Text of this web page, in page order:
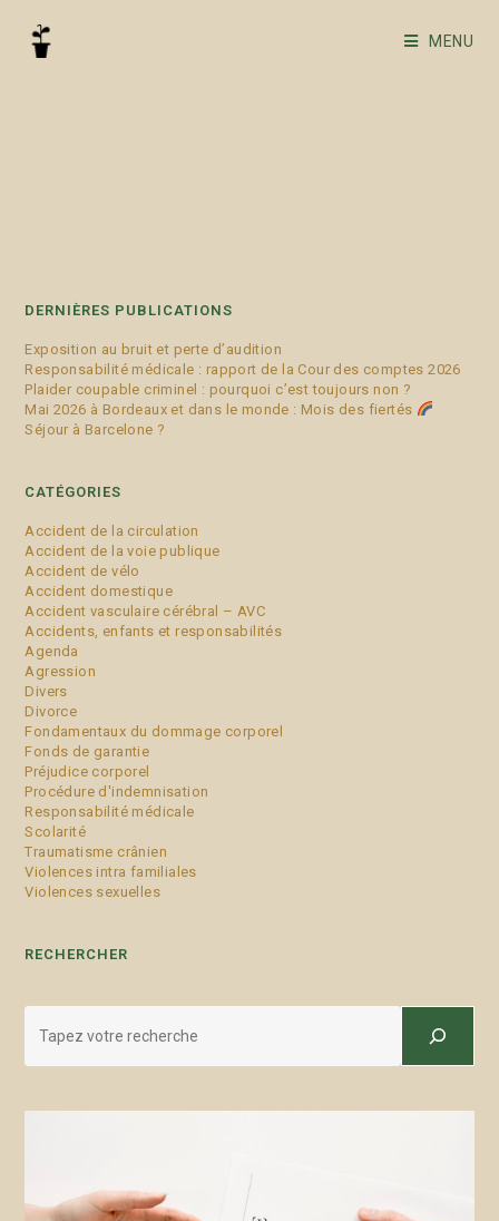
MENU
DERNIÈRES PUBLICATIONS
Exposition au bruit et perte d’audition
Responsabilité médicale : rapport de la Cour des comptes 2026
Plaider coupable criminel : pourquoi c’est toujours non ?
Mai 2026 à Bordeaux et dans le monde : Mois des fiertés
Séjour à Barcelone ?
CATÉGORIES
Accident de la circulation
Accident de la voie publique
Accident de vélo
Accident domestique
Accident vasculaire cérébral – AVC
Accidents, enfants et responsabilités
Agenda
Agression
Divers
Divorce
Fondamentaux du dommage corporel
Fonds de garantie
Préjudice corporel
Procédure d'indemnisation
Responsabilité médicale
Scolarité
Traumatisme crânien
Violences intra familiales
Violences sexuelles
RECHERCHER